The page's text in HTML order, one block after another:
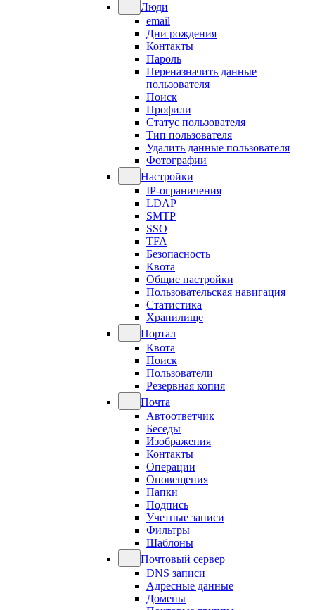
Люди
email
Дни рождения
Контакты
Пароль
Переназначить данные
пользователя
Поиск
Профили
Статус пользователя
Тип пользователя
Удалить данные пользователя
Фотографии
Настройки
IP-ограничения
LDAP
SMTP
SSO
TFA
Безопасность
Квота
Общие настройки
Пользовательская навигация
Статистика
Хранилище
Портал
Квота
Поиск
Пользователи
Резервная копия
Почта
Автоответчик
Беседы
Изображения
Контакты
Операции
Оповещения
Папки
Подпись
Учетные записи
Фильтры
Шаблоны
Почтовый сервер
DNS записи
Адресные данные
Домены